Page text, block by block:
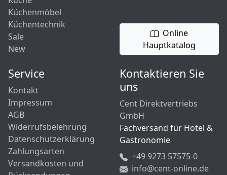
Küchenmöbel
Küchentechnik
Sale
New
Online
Hauptkatalog
Service
Kontakt
Impressum
AGB
Widerrufsbelehrung
Datenschutzerklärung
Zahlungsarten
Versandkosten und
Kontaktieren Sie
uns
Cent Direktvertriebs
GmbH
Fachversand für Hotel &
Gastronomie
+49 9273 57575-0
info@cent-online.de